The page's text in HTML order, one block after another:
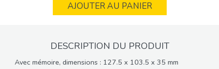
AJOUTER AU PANIER
DESCRIPTION DU PRODUIT
Avec mémoire, dimensions : 127.5 x 103.5 x 35 mm